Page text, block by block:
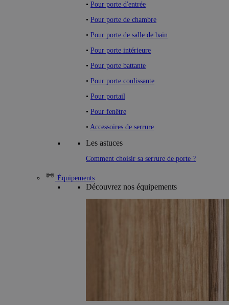
• Pour porte d'entrée
• Pour porte de chambre
• Pour porte de salle de bain
• Pour porte intérieure
• Pour porte battante
• Pour porte coulissante
• Pour portail
• Pour fenêtre
• Accessoires de serrure
Les astuces
Comment choisir sa serrure de porte ?
Équipements
Découvrez nos équipements